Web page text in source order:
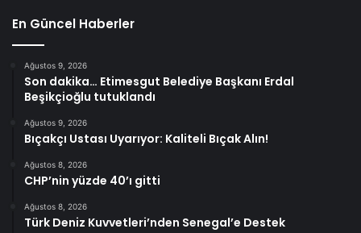
En Güncel Haberler
Ağustos 9, 2026
Son dakika… Etimesgut Belediye Başkanı Erdal
Beşikçioğlu tutuklandı
Ağustos 9, 2026
Bıçakçı Ustası Uyarıyor: Kaliteli Bıçak Alın!
Ağustos 8, 2026
CHP’nin yüzde 40’ı gitti
Ağustos 8, 2026
Türk Deniz Kuvvetleri’nden Senegal’e Destek